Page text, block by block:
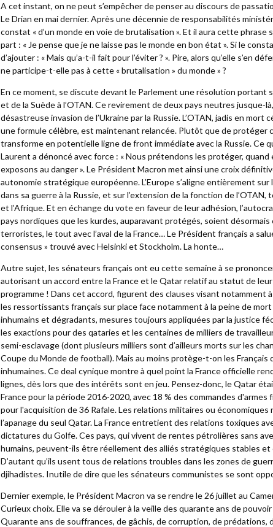
A cet instant, on ne peut s’empêcher de penser au discours de
Le Drian en mai dernier. Après une décennie de responsabilités
constat « d’un monde en voie de brutalisation ». Et il aura cette
part : « Je pense que je ne laisse pas le monde en bon état ». Si le
d’ajouter : « Mais qu’a-t-il fait pour l’éviter ? ». Pire, alors qu’elle s’en
ne participe-t-elle pas à cette « brutalisation » du monde » ?
En ce moment, se discute devant le Parlement une résolution portant
et de la Suède à l’OTAN. Ce revirement de deux pays neutres jusque-
désastreuse invasion de l’Ukraine par la Russie. L’OTAN, jadis en mort
une formule célèbre, est maintenant relancée. Plutôt que de protéger
transforme en potentielle ligne de front immédiate avec la Russie. Ce
Laurent a dénoncé avec force : « Nous prétendons les protéger, quand
exposons au danger ». Le Président Macron met ainsi une croix
autonomie stratégique européenne. L’Europe s’aligne entièrement
dans sa guerre à la Russie, et sur l’extension de la fonction de l’OTAN,
et l’Afrique. Et en échange du vote en faveur de leur adhésion,
pays nordiques que les kurdes, auparavant protégés, soient désormais
terroristes, le tout avec l’aval de la France… Le Président français a
consensus » trouvé avec Helsinki et Stockholm. La honte…
Autre sujet, les sénateurs français ont eu cette semaine à se
autorisant un accord entre la France et le Qatar relatif au statut de
programme ! Dans cet accord, figurent des clauses visant notamment
les ressortissants français sur place face notamment à la peine de
inhumains et dégradants, mesures toujours appliquées par la justice
les exactions pour des qataries et les centaines de milliers de
semi-esclavage (dont plusieurs milliers sont d’ailleurs morts sur les
Coupe du Monde de football). Mais au moins protège-t-on les Français
inhumaines. Ce deal cynique montre à quel point la France officielle
lignes, dès lors que des intérêts sont en jeu. Pensez-donc, le Qatar
France pour la période 2016-2020, avec 18 % des commandes
pour l'acquisition de 36 Rafale. Les relations militaires ou économiques
l’apanage du seul Qatar. La France entretient des relations toxiques
dictatures du Golfe. Ces pays, qui vivent de rentes pétrolières sans
humains, peuvent-ils être réellement des alliés stratégiques stables et
D’autant qu’ils usent tous de relations troubles dans les zones de
djihadistes. Inutile de dire que les sénateurs communistes se sont
Dernier exemple, le Président Macron va se rendre le 26 juillet au
Curieux choix. Elle va se dérouler à la veille des quarante ans de
Quarante ans de souffrances, de gâchis, de corruption, de prédations,